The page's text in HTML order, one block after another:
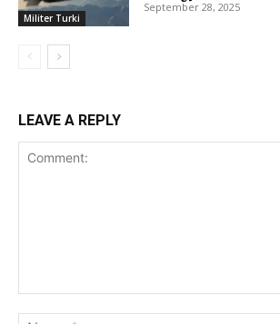
Militer Turki
September 28, 2025
LEAVE A REPLY